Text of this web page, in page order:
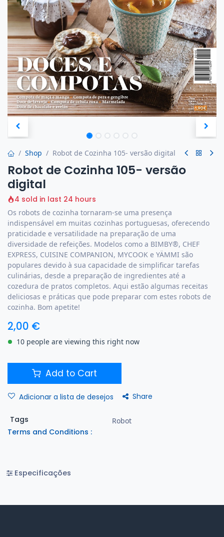
Shop Robot de Cozinha 105- versão digital
Robot de Cozinha 105- versão
digital
4 sold in last 24 hours
Os robots de cozinha tornaram-se uma presença
indispensável em muitas cozinhas portuguesas, oferecendo
praticidade e versatilidade na preparação de uma
diversidade de refeições. Modelos como a BIMBY®, CHEF
EXPRESS, CUISINE COMPANION, MYCOOK e YÄMMI são
populares devido à sua capacidade de simplificar tarefas
culinárias, desde a preparação de ingredientes até a
cozedura de pratos completos. Aqui estão algumas receitas
deliciosas e práticas que pode preparar com estes robots de
cozinha. Bom apetite!
2,00 €
10 people are viewing this right now
Add to Cart
Adicionar a lista de desejos Share
Tags Robot
Terms and Conditions :
Especificações